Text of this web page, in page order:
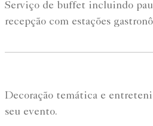
Serviço de buffet incluindo
recepção com estações
Decoração temática e
seu evento.